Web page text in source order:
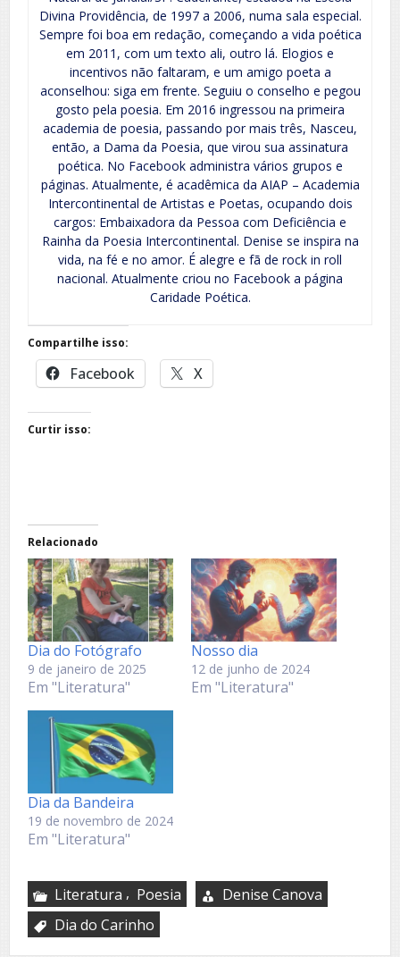
Divina Providência, de 1997 a 2006, numa sala especial.
Sempre foi boa em redação, começando a vida poética
em 2011, com um texto ali, outro lá. Elogios e
incentivos não faltaram, e um amigo poeta a
aconselhou: siga em frente. Seguiu o conselho e pegou
gosto pela poesia. Em 2016 ingressou na primeira
academia de poesia, passando por mais três, Nasceu,
então, a Dama da Poesia, que virou sua assinatura
poética. No Facebook administra vários grupos e
páginas. Atualmente, é acadêmica da AIAP – Academia
Intercontinental de Artistas e Poetas, ocupando dois
cargos: Embaixadora da Pessoa com Deficiência e
Rainha da Poesia Intercontinental. Denise se inspira na
vida, na fé e no amor. É alegre e fã de rock in roll
nacional. Atualmente criou no Facebook a página
Caridade Poética.
Compartilhe isso:
Facebook X
Curtir isso:
Relacionado
Dia do Fotógrafo
9 de janeiro de 2025
Em "Literatura"
Nosso dia
12 de junho de 2024
Em "Literatura"
Dia da Bandeira
19 de novembro de 2024
Em "Literatura"
Literatura , Poesia
Denise Canova
Dia do Carinho